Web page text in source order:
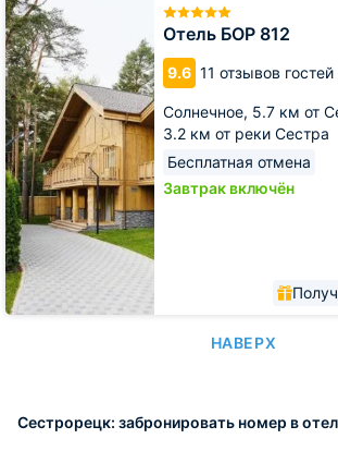
Отель БОР 812
9.6 11 отзывов гостей
Солнечное, 5.7 км от
3.2 км от реки Сестра
Бесплатная отмена
Завтрак включён
БОР
812
НАВЕРХ
Сестрорецк: забронировать номер в